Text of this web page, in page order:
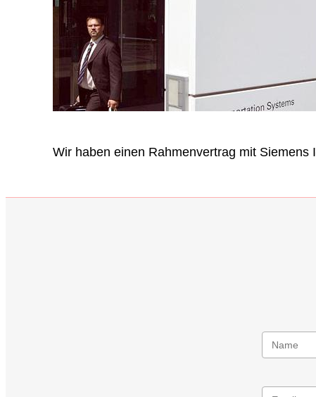
Wir haben einen Rahmenvertrag mit Siemens